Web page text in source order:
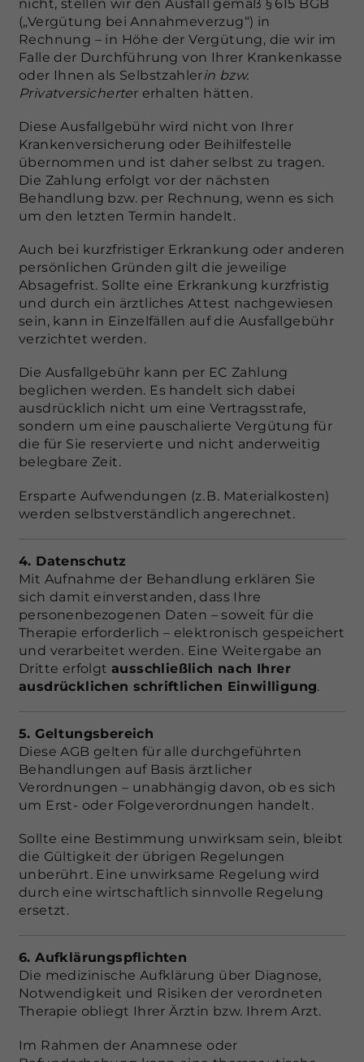
nicht, stellen wir den Ausfall gemäß § 615 BGB
(„Vergütung bei Annahmeverzug“) in
Rechnung – in Höhe der Vergütung, die wir im
Falle der Durchführung von Ihrer Krankenkasse
oder Ihnen als Selbstzahlerin bzw.
Privatversicherter erhalten hätten.
Diese Ausfallgebühr wird nicht von Ihrer
Krankenversicherung oder Beihilfestelle
übernommen und ist daher selbst zu tragen.
Die Zahlung erfolgt vor der nächsten
Behandlung bzw. per Rechnung, wenn es sich
um den letzten Termin handelt.
Auch bei kurzfristiger Erkrankung oder anderen
persönlichen Gründen gilt die jeweilige
Absagefrist. Sollte eine Erkrankung kurzfristig
und durch ein ärztliches Attest nachgewiesen
sein, kann in Einzelfällen auf die Ausfallgebühr
verzichtet werden.
Die Ausfallgebühr kann per EC Zahlung
beglichen werden. Es handelt sich dabei
ausdrücklich nicht um eine Vertragsstrafe,
sondern um eine pauschalierte Vergütung für
die für Sie reservierte und nicht anderweitig
belegbare Zeit.
Ersparte Aufwendungen (z. B. Materialkosten)
werden selbstverständlich angerechnet.
4. Datenschutz
Mit Aufnahme der Behandlung erklären Sie
sich damit einverstanden, dass Ihre
personenbezogenen Daten – soweit für die
Therapie erforderlich – elektronisch gespeichert
und verarbeitet werden. Eine Weitergabe an
Dritte erfolgtausschließlich nach Ihrer
ausdrücklichen schriftlichen Einwilligung.
5. Geltungsbereich
Diese AGB gelten für alle durchgeführten
Behandlungen auf Basis ärztlicher
Verordnungen – unabhängig davon, ob es sich
um Erst- oder Folgeverordnungen handelt.
Sollte eine Bestimmung unwirksam sein, bleibt
die Gültigkeit der übrigen Regelungen
unberührt. Eine unwirksame Regelung wird
durch eine wirtschaftlich sinnvolle Regelung
ersetzt.
6. Aufklärungspflichten
Die medizinische Aufklärung über Diagnose,
Notwendigkeit und Risiken der verordneten
Therapie obliegt Ihrer Ärztin bzw. Ihrem Arzt.
Im Rahmen der Anamnese oder